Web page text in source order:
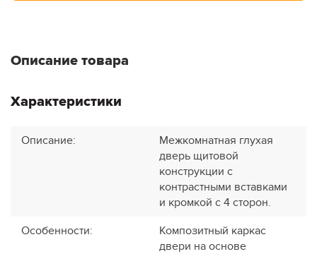
Описание товара
Характеристики
Описание:
Межкомнатная глухая
дверь щитовой
конструкции с
контрастными вставками
и кромкой с 4 сторон.
Особенности:
Композитный каркас
двери на основе